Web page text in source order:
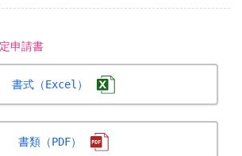
申請書
書式（Excel）
書類（PDF）